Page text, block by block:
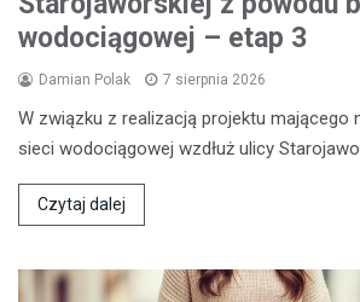
wodociągowej – etap 3
Damian Polak 7 sierpnia 2026
W związku z realizacją projektu mającego
sieci wodociągowej wzdłuż ulicy
Czytaj dalej